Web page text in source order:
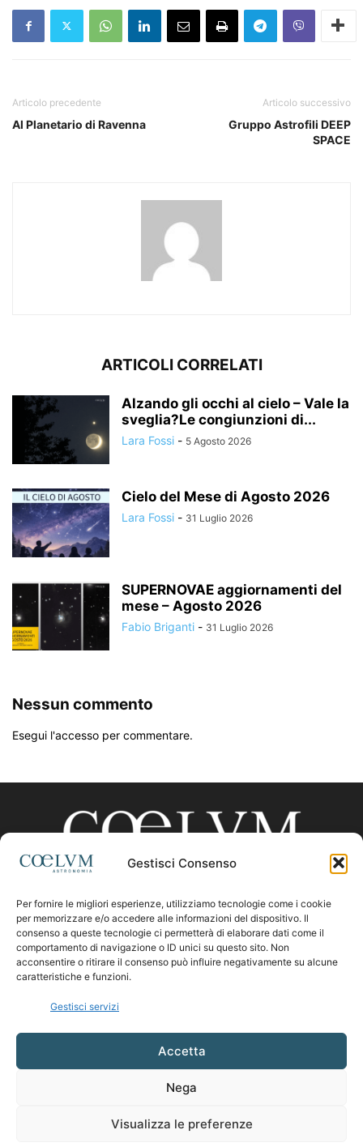
Gestisci Consenso
Per fornire le migliori esperienze, utilizziamo tecnologie come i cookie
per memorizzare e/o accedere alle informazioni del dispositivo. Il
consenso a queste tecnologie ci permetterà di elaborare dati come il
comportamento di navigazione o ID unici su questo sito. Non
acconsentire o ritirare il consenso può influire negativamente su alcune
caratteristiche e funzioni.
Gestisci servizi
Accetta
Nega
Visualizza le preferenze
Articolo precedente
Al Planetario di Ravenna
Articolo successivo
Gruppo Astrofili DEEP
SPACE
ARTICOLI CORRELATI
Alzando gli occhi al cielo – Vale la
sveglia?Le congiunzioni di...
Lara Fossi - 5 Agosto 2026
Cielo del Mese di Agosto 2026
Lara Fossi - 31 Luglio 2026
SUPERNOVAE aggiornamenti del
mese – Agosto 2026
Fabio Briganti - 31 Luglio 2026
Nessun commento
Esegui l'accesso per commentare.
CHI SIAMO
Contattaci:coelumastro@coelum.com